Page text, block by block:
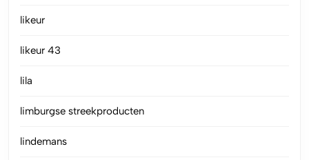
likeur
likeur 43
lila
limburgse streekproducten
lindemans